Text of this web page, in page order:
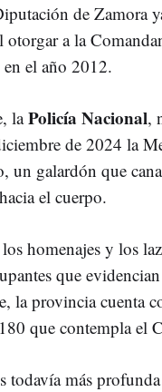
de Zamora
a la
el año 2012.
laPolicía Nacional,
de 2024 la
un galardón que
el cuerpo.
homenajes y los
que
la provincia cuenta
que contempla el
todavía más